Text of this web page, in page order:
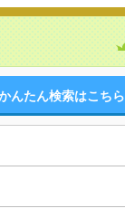
んたん検索はこちら